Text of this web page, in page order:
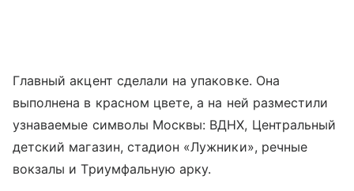
Главный акцент сделали на упаковке. Она
выполнена в красном цвете, а на ней разместили
узнаваемые символы Москвы: ВДНХ, Центральный
детский магазин, стадион «Лужники», речные
вокзалы и Триумфальную арку.